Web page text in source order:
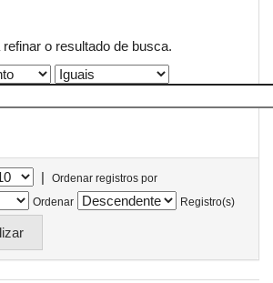
o resultado de busca.
|
Ordenar registros por
Ordenar
Registro(s)